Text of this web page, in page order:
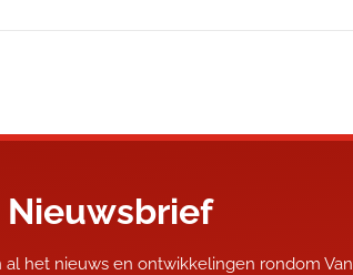
Nieuwsbrief
het nieuws en ontwikkelingen rondom